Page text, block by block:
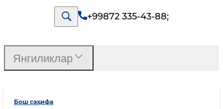
+99872 335-43-88;
Бош саҳифа
Янгиликлар